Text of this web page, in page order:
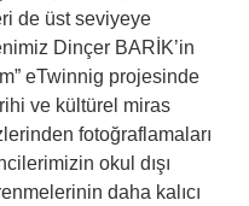
de üst seviyeye
Dinçer BARİK’in
eTwinnig projesinde
ve kültürel miras
fotoğraflamaları
okul dışı
daha kalıcı